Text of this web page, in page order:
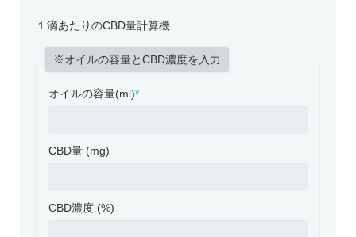
１滴あたりのCBD量計算機
※オイルの容量とCBD濃度を入力
オイルの容量(ml)*
CBD量 (mg)
CBD濃度 (%)